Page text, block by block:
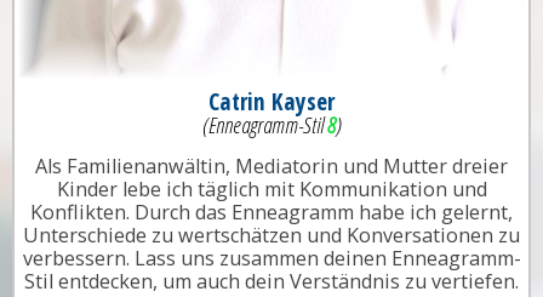
Catrin Kayser
(Enneagramm-Stil8)
Als Familienanwältin, Mediatorin und Mutter dreier
Kinder lebe ich täglich mit Kommunikation und
Konflikten. Durch das Enneagramm habe ich gelernt,
Unterschiede zu wertschätzen und Konversationen zu
verbessern. Lass uns zusammen deinen Enneagramm-
Stil entdecken, um auch dein Verständnis zu vertiefen.